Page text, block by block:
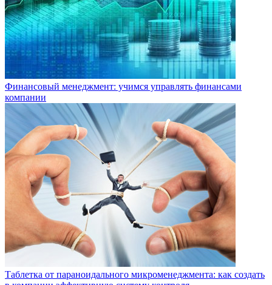
Финансовый менеджмент: учимся управлять финансами
компании
Таблетка от параноидального микроменеджмента: как создать